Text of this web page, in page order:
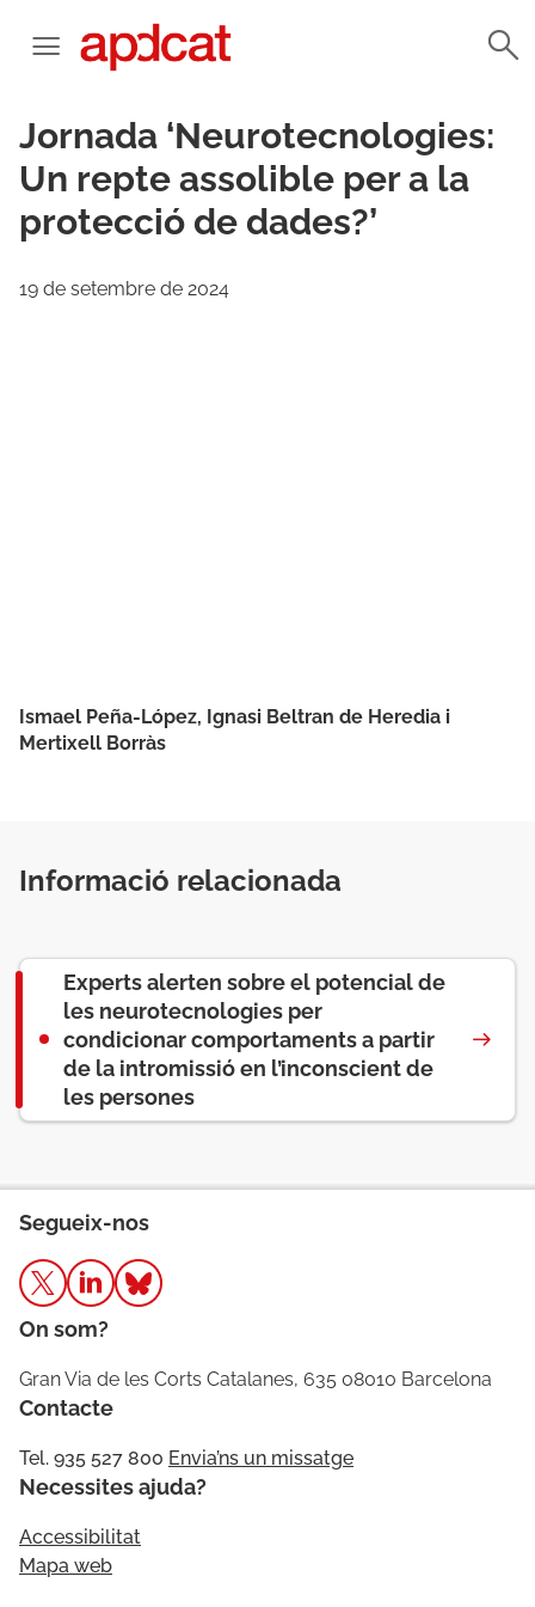
Jornada ‘Neurotecnologies:
Un repte assolible per a la
protecció de dades?’
19 de setembre de 2024
Ismael Peña-López, Ignasi Beltran de Heredia i
Mertixell Borràs
Informació relacionada
Experts alerten sobre el potencial de
les neurotecnologies per
condicionar comportaments a partir
de la intromissió en l’inconscient de
les persones
Segueix-nos
On som?
Gran Via de les Corts Catalanes, 635 08010 Barcelona
Contacte
Tel. 935 527 800 Envia’ns un missatge
Necessites ajuda?
Accessibilitat
Mapa web